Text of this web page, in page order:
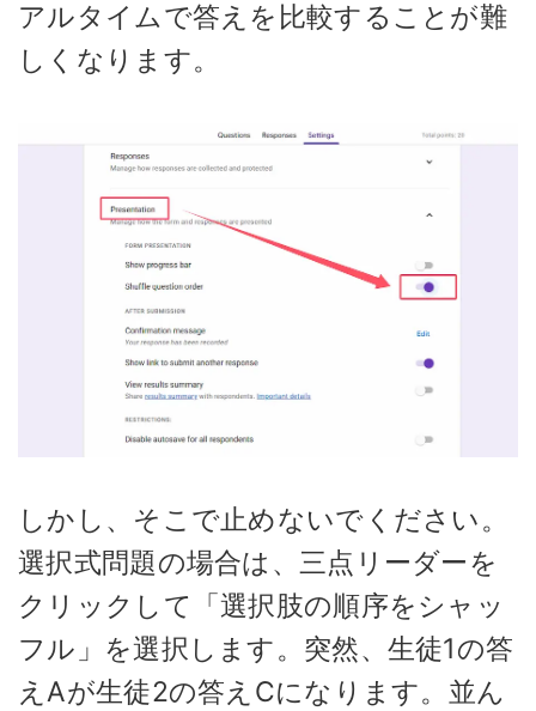
アルタイムで答えを比較することが難
しくなります。
しかし、そこで止めないでください。
選択式問題の場合は、三点リーダーを
クリックして「選択肢の順序をシャッ
フル」を選択します。突然、生徒1の答
えAが生徒2の答えCになります。並ん